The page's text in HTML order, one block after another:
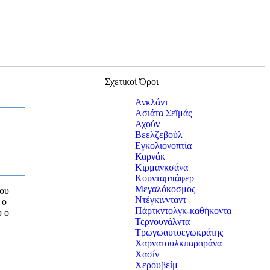
ο
ο
Σχετικοί Όροι
Ανκλάντ
Ασιάτα Σεϊμάς
Αχούν
Βεελζεβούλ
Εγκολιονοπτία
Καρνάκ
Κιρμανκσάνα
Κουνταμπάφερ
Μεγαλόκοσμος
Ντέγκιννταντ
Πάρτκντολγκ-καθήκοντα
Τερνουνάλντα
Τρωγωαυτοεγωκράτης
Χαρνατουλκπαραράνα
Χασίν
Χερουβείμ